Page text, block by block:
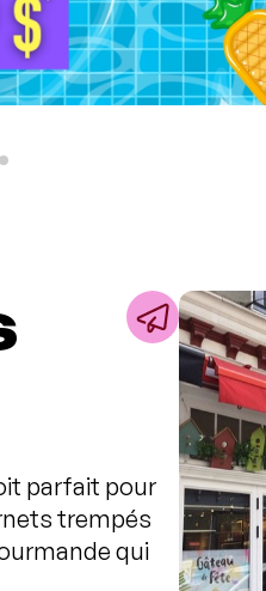
parfait pour
trempés
qui